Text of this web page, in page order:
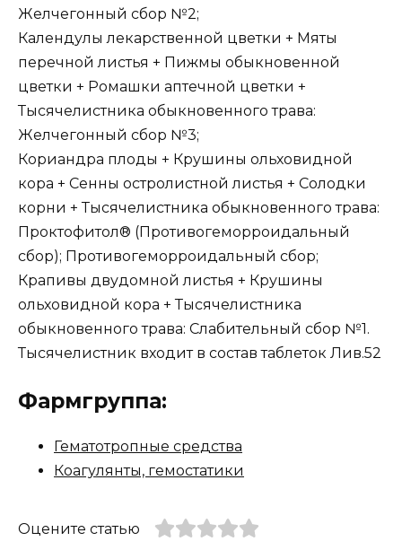
Желчегонный сбор №2;
Календулы лекарственной цветки + Мяты
перечной листья + Пижмы обыкновенной
цветки + Ромашки аптечной цветки +
Тысячелистника обыкновенного трава:
Желчегонный сбор №3;
Кориандра плоды + Крушины ольховидной
кора + Сенны остролистной листья + Солодки
корни + Тысячелистника обыкновенного трава:
Проктофитол® (Противогеморроидальный
сбор); Противогеморроидальный сбор;
Крапивы двудомной листья + Крушины
ольховидной кора + Тысячелистника
обыкновенного трава: Слабительный сбор №1.
Тысячелистник входит в состав таблеток Лив.52
Фармгруппа:
Гематотропные средства
Коагулянты, гемостатики
Оцените статью